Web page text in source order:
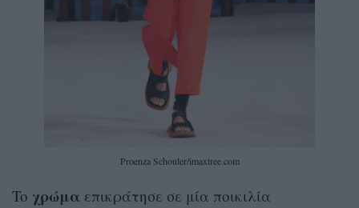
Proenza Schouler/imaxtree.com
To χρώμα επικράτησε σε μία ποικιλία